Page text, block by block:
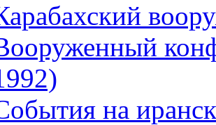
на